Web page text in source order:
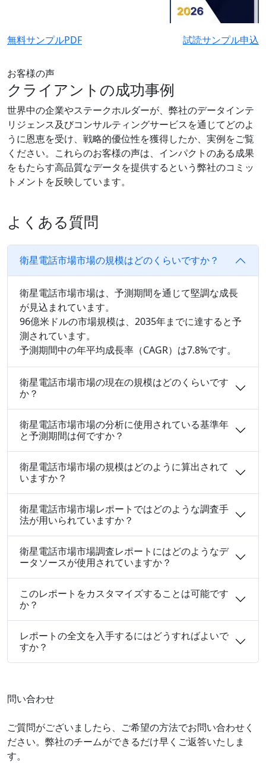
無料サンプルPDF 試読サンプル申込
お客様の声
クライアントの成功事例
世界中の企業やステークホルダーが、弊社のデータインテ
リジェンス及びコンサルティングサービスを通じてどのよ
うに恩恵を受け、戦略的優位性を獲得したか、実例をご覧
ください。これらのお客様の声は、インパクトのある成果
をもたらす高品質なデータを提供するという弊社のコミッ
トメントを反映しています。
よくある質問
衛星電話市場市場の規模はどのくらいですか？
衛星電話市場市場は、予測期間を通じて堅調な成長
が見込まれています。
96億米ドルの市場規模は、2035年までに達すると予
測されています。
予測期間中の年平均成長率（CAGR）は7.8%です。
衛星電話市場市場の現在の規模はどのくらいです
か？
衛星電話市場市場の分析に使用されている基準年
と予測期間は何ですか？
衛星電話市場市場の規模はどのように算出されて
いますか？
衛星電話市場市場レポートではどのような調査手
法が用いられていますか？
衛星電話市場市場調査レポートにはどのようなデ
ータソースが使用されていますか？
このレポートをカスタマイズすることは可能です
か？
レポートの全文を入手するにはどうすればよいで
すか？
問い合わせ
ご質問がございましたら、ご希望の方法でお問い合わせく
ださい。弊社のチームができるだけ早くご返答いたしま
す。